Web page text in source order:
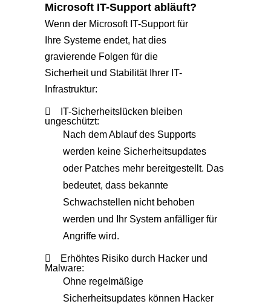
Microsoft IT-Support abläuft?
Wenn der Microsoft IT-Support für
Ihre Systeme endet, hat dies
gravierende Folgen für die
Sicherheit und Stabilität Ihrer IT-
Infrastruktur:
IT-Sicherheitslücken bleiben
ungeschützt:
Nach dem Ablauf des Supports
werden keine Sicherheitsupdates
oder Patches mehr bereitgestellt. Das
bedeutet, dass bekannte
Schwachstellen nicht behoben
werden und Ihr System anfälliger für
Angriffe wird.
Erhöhtes Risiko durch Hacker und
Malware:
Ohne regelmäßige
Sicherheitsupdates können Hacker